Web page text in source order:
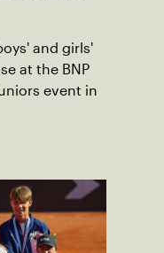
and girls'
at the BNP
event in